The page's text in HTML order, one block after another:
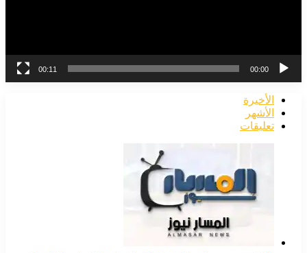
00:00
00:11
الأخيرة
الأشهر
تعليقات